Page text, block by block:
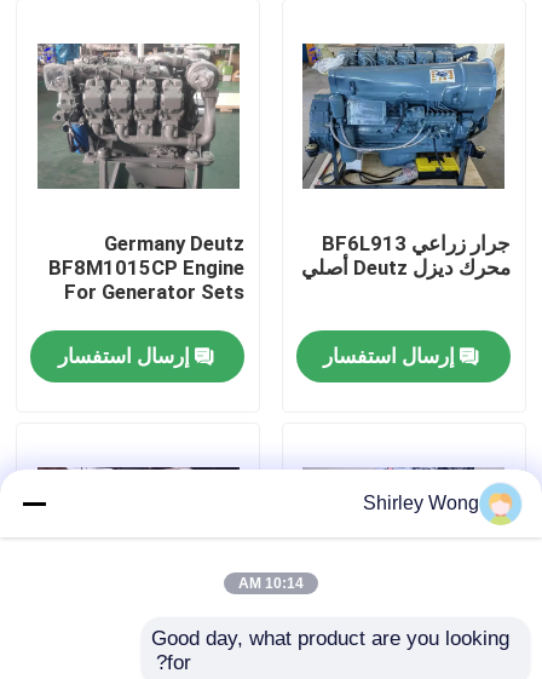
المنتجات
حول بنا
ضبط الجودة
اتصل بنا
محرك Deutz
جرار زراعي BF6L913
محرك ديزل Deutz أصلي
إرسال استفسار
Germany Deutz
BF8M1015CP Engine
For Generator Sets
إرسال استفسار
Original Restored
Shirley Wong
10:14 AM
Good day, what product are you looking
for?